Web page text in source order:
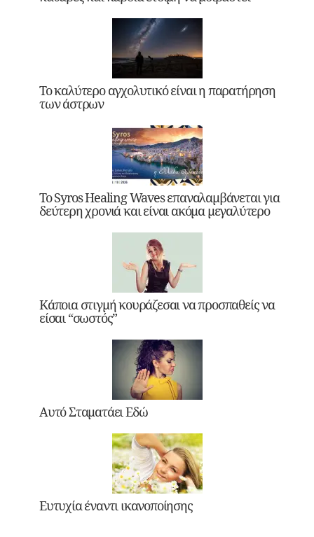
Το καλύτερο αγχολυτικό είναι η παρατήρηση
των άστρων
Το Syros Healing Waves επαναλαμβάνεται για
δεύτερη χρονιά και είναι ακόμα μεγαλύτερο
Κάποια στιγμή κουράζεσαι να προσπαθείς να
είσαι “σωστός”
Αυτό Σταματάει Εδώ
Ευτυχία έναντι ικανοποίησης